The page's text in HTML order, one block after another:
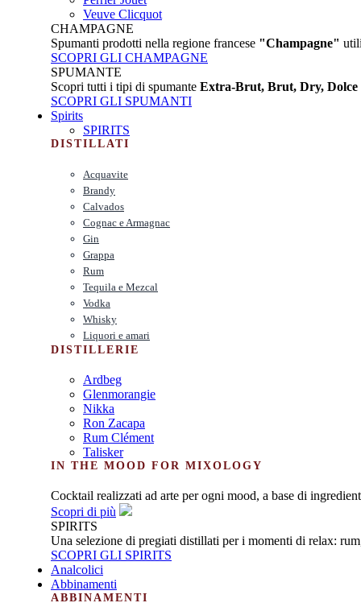
Veuve Clicquot
CHAMPAGNE
Spumanti prodotti nella regione francese "Champagne"
SCOPRI GLI CHAMPAGNE
SPUMANTE
Scopri tutti i tipi di spumante Extra-Brut, Brut, Dry, Dolce
SCOPRI GLI SPUMANTI
Spirits
SPIRITS
DISTILLATI
Acquavite
Brandy
Calvados
Cognac e Armagnac
Gin
Grappa
Rum
Tequila e Mezcal
Vodka
Whisky
Liquori e amari
DISTILLERIE
Ardbeg
Glenmorangie
Nikka
Ron Zacapa
Rum Clément
Talisker
IN THE MOOD FOR MIXOLOGY
Cocktail realizzati ad arte per ogni mood, a base di
Scopri di più
SPIRITS
Una selezione di pregiati distillati per i momenti di relax:
SCOPRI GLI SPIRITS
Analcolici
Abbinamenti
ABBINAMENTI